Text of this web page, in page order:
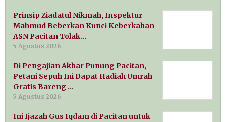
Prinsip Ziadatul Nikmah, Inspektur
Mahmud Beberkan Kunci Keberkahan
ASN Pacitan Tolak…
5 Agustus 2026
Di Pengajian Akbar Punung Pacitan,
Petani Sepuh Ini Dapat Hadiah Umrah
Gratis Bareng …
5 Agustus 2026
Ini Ijazah Gus Iqdam di Pacitan untuk